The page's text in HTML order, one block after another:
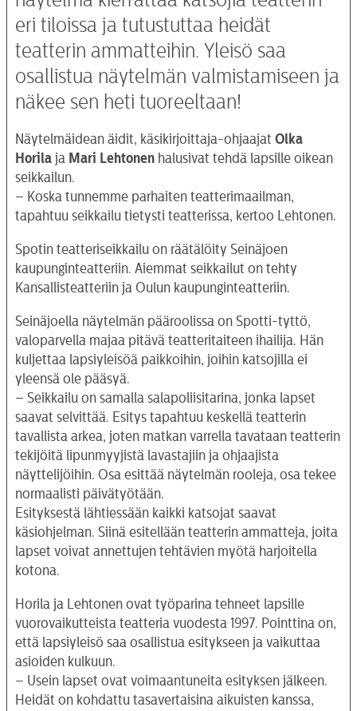
eri tiloissa ja tutustuttaa heidät
teatterin ammatteihin. Yleisö saa
osallistua näytelmän valmistamiseen ja
näkee sen heti tuoreeltaan!
Näytelmäidean äidit, käsikirjoittaja-ohjaajat Olka
Horila ja Mari Lehtonen halusivat tehdä lapsille oikean
seikkailun.
– Koska tunnemme parhaiten teatterimaailman,
tapahtuu seikkailu tietysti teatterissa, kertoo Lehtonen.
Spotin teatteriseikkailu on räätälöity Seinäjoen
kaupunginteatteriin. Aiemmat seikkailut on tehty
Kansallisteatteriin ja Oulun kaupunginteatteriin.
Seinäjoella näytelmän pääroolissa on Spotti-tyttö,
valoparvella majaa pitävä teatteritaiteen ihailija. Hän
kuljettaa lapsiyleisöä paikkoihin, joihin katsojilla ei
yleensä ole pääsyä.
– Seikkailu on samalla salapoliisitarina, jonka lapset
saavat selvittää. Esitys tapahtuu keskellä teatterin
tavallista arkea, joten matkan varrella tavataan teatterin
tekijöitä lipunmyyjistä lavastajiin ja ohjaajista
näyttelijöihin. Osa esittää näytelmän rooleja, osa tekee
normaalisti päivätyötään.
Esityksestä lähtiessään kaikki katsojat saavat
käsiohjelman. Siinä esitellään teatterin ammatteja, joita
lapset voivat annettujen tehtävien myötä harjoitella
kotona.
Horila ja Lehtonen ovat työparina tehneet lapsille
vuorovaikutteista teatteria vuodesta 1997. Pointtina on,
että lapsiyleisö saa osallistua esitykseen ja vaikuttaa
asioiden kulkuun.
– Usein lapset ovat voimaantuneita esityksen jälkeen.
Heidät on kohdattu tasavertaisina aikuisten kanssa,